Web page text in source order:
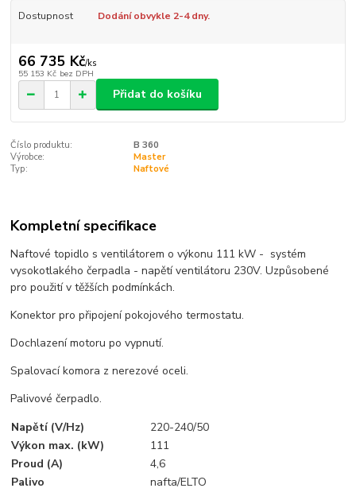
Dostupnost Dodání obvykle 2-4 dny.
66 735 Kč/ks
55 153 Kč bez DPH
Přidat do košíku
Číslo produktu:
B 360
Výrobce:
Master
Typ:
Naftové
Kompletní specifikace
Naftové topidlo s ventilátorem o výkonu 111 kW - systém
vysokotlakého čerpadla - napětí ventilátoru 230V. Uzpůsobené
pro použití v těžších podmínkách.
Konektor pro připojení pokojového termostatu.
Dochlazení motoru po vypnutí.
Spalovací komora z nerezové oceli.
Palivové čerpadlo.
Napětí (V/Hz)
220-240/50
Výkon max. (kW)
111
Proud (A)
4,6
Palivo
nafta/ELTO